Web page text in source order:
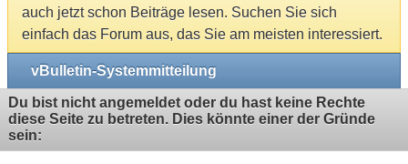
auch jetzt schon Beiträge lesen. Suchen Sie sich
einfach das Forum aus, das Sie am meisten interessiert.
vBulletin-Systemmitteilung
Du bist nicht angemeldet oder du hast keine Rechte
diese Seite zu betreten. Dies könnte einer der Gründe
sein: